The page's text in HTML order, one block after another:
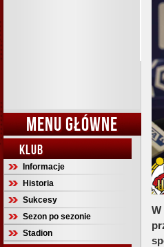
MENU GŁÓWNE
KLUB
Informacje
Historia
Sukcesy
Sezon po sezonie
Stadion